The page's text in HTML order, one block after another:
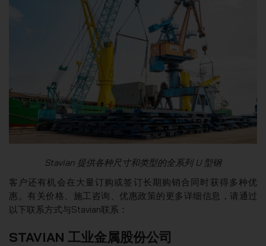
Stavian 提供各种尺寸和类型的全系列 U 型钢
客户还有机会在大量订购或签订长期购销合同时获得多种优
惠。有关价格、施工咨询、优惠政策的更多详细信息，请通过
以下联系方式与Stavian联系：
STAVIAN 工业金属股份公司